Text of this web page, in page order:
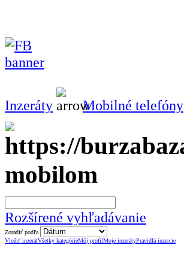
Inzeráty Mobilné telefóny
mobilom
Rozšírené vyhľadávanie
Zoradiť podľa
Vložiť inzerátVšetky kategórieMôj profilMoje inzerátyPravidlá inzercie